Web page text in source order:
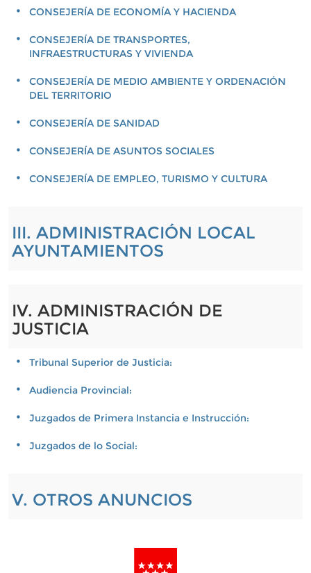
CONSEJERÍA DE ECONOMÍA Y HACIENDA
CONSEJERÍA DE TRANSPORTES,
INFRAESTRUCTURAS Y VIVIENDA
CONSEJERÍA DE MEDIO AMBIENTE Y ORDENACIÓN
DEL TERRITORIO
CONSEJERÍA DE SANIDAD
CONSEJERÍA DE ASUNTOS SOCIALES
CONSEJERÍA DE EMPLEO, TURISMO Y CULTURA
III. ADMINISTRACIÓN LOCAL
AYUNTAMIENTOS
IV. ADMINISTRACIÓN DE
JUSTICIA
Tribunal Superior de Justicia:
Audiencia Provincial:
Juzgados de Primera Instancia e Instrucción:
Juzgados de lo Social:
V. OTROS ANUNCIOS